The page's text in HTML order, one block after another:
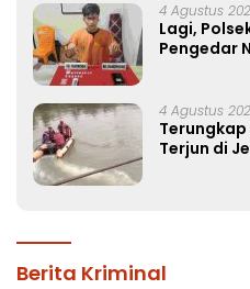
4 Agustus
Lagi,
Pengedar
4 Agustus
Terjun di
Berita Kriminal